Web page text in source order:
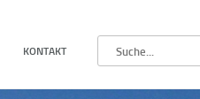
KONTAKT